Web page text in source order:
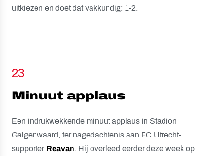
uitkiezen en doet dat vakkundig: 1-2.
Minuut applaus
23
Een indrukwekkende minuut applaus in Stadion
Galgenwaard, ter nagedachtenis aan FC Utrecht-
supporter Reavan. Hij overleed eerder deze week op